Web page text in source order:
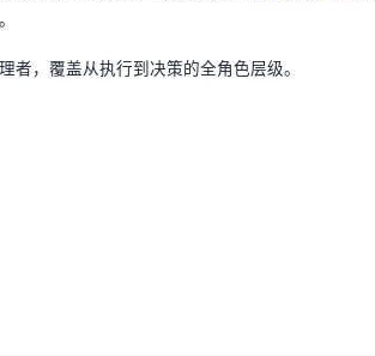
。
者，覆盖从执行到决策的全角色层级。